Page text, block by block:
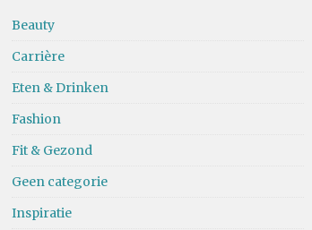
Beauty
Carrière
Eten & Drinken
Fashion
Fit & Gezond
Geen categorie
Inspiratie